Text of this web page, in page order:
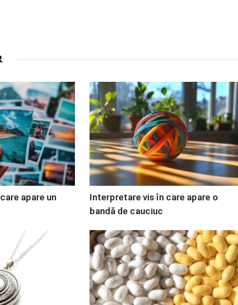
apare un
Interpretare vis în care apare o
bandă de cauciuc